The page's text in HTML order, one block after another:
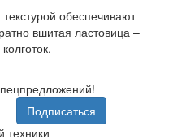
обеспечивают
вшитая ластовица –
Подписаться
техники